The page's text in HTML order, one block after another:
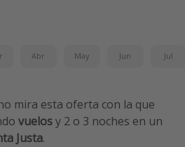
Abr May Jun Jul
mira esta oferta con la que
vuelosy 2 o 3 noches en un
Justa.